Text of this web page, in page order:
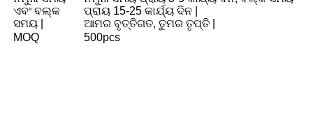
ଏବଂ ବଲ୍କ
ସମୟ |
ପ୍ରାୟ 15-25 କାର୍ଯ୍ୟ ଦିନ |
ଆମର ବୃତ୍ତିଗତ, ତୁମର ତୃପ୍ତି |
MOQ
500pcs